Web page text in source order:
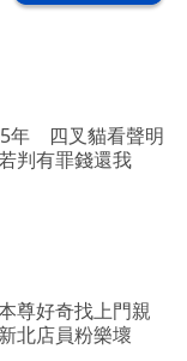
年 四叉貓看聲明
判有罪錢還我
尊好奇找上門親
北店員粉樂壞